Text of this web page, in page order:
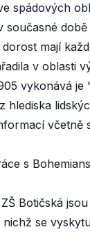
spádových
současné
mají
v oblasti
vykonává
hlediska
včetně
s
Botičská
nichž se